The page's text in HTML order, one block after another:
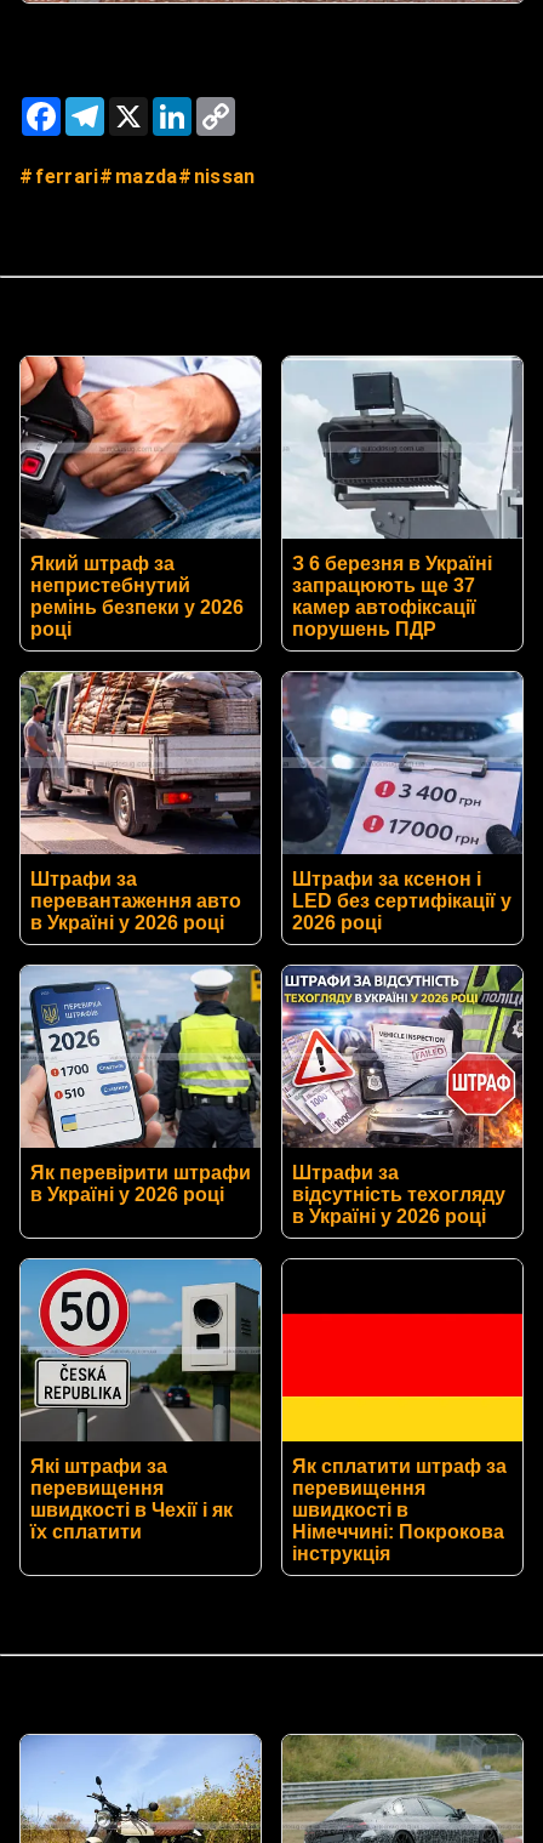
FacebookTelegram
X LinkedIn
ferrari mazda nissan
Який штраф за
непристебнутий
ремінь безпеки у 2026
році
З 6 березня в Україні
запрацюють ще 37
камер автофіксації
порушень ПДР
Штрафи за
перевантаження авто
в Україні у 2026 році
Штрафи за ксенон і
LED без сертифікації у
2026 році
Як перевірити штрафи
в Україні у 2026 році
Штрафи за
відсутність техогляду
в Україні у 2026 році
Які штрафи за
перевищення
швидкості в Чехії і як
їх сплатити
Як сплатити штраф за
перевищення
швидкості в
Німеччині: Покрокова
інструкція